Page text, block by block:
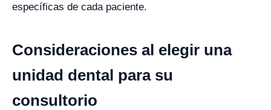
específicas de cada paciente.
Consideraciones al elegir una
unidad dental para su
consultorio